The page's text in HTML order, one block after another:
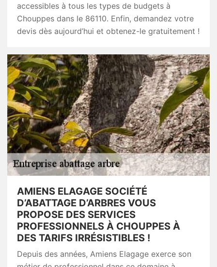
accessibles à tous les types de budgets à
Chouppes dans le 86110. Enfin, demandez votre
devis dès aujourd’hui et obtenez-le gratuitement !
AMIENS ELAGAGE SOCIÉTÉ
D’ABATTAGE D’ARBRES VOUS
PROPOSE DES SERVICES
PROFESSIONNELS À CHOUPPES À
DES TARIFS IRRÉSISTIBLES !
Depuis des années, Amiens Elagage exerce son